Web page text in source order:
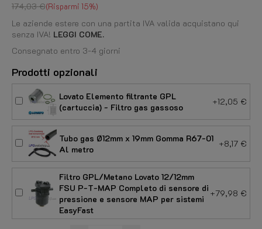
174,03 € Risparmi 15%
Le aziende estere con una partita IVA valida acquistano qui
senza IVA! LEGGI COME.
Consegnato entro 3-4 giorni
Prodotti opzionali
Lovato Elemento filtrante GPL
(cartuccia) - Filtro gas gassoso
+12,05 €
Tubo gas Ø12mm x 19mm Gomma R67-01
Al metro
+8,17 €
Filtro GPL/Metano Lovato 12/12mm
FSU P-T-MAP Completo di sensore di
pressione e sensore MAP per sistemi
EasyFast
+79,98 €